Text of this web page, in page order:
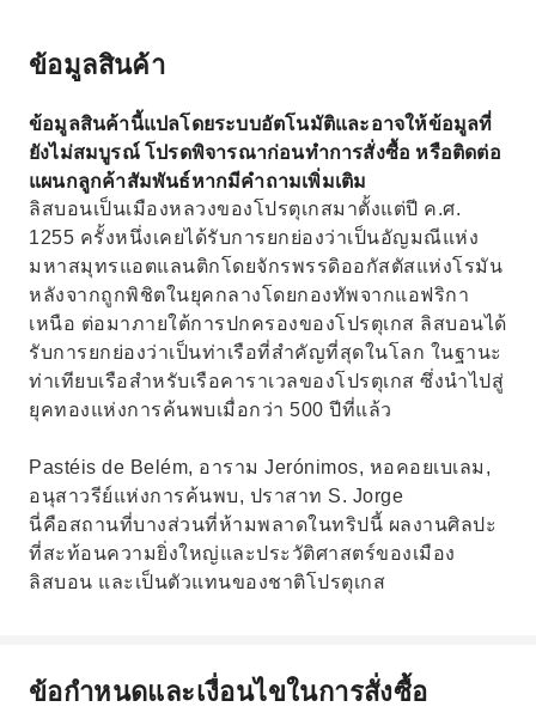
ข้อมูลสินค้า
ข้อมูลสินค้านี้แปลโดยระบบอัตโนมัติและอาจให้ข้อมูลที่
ยังไม่สมบูรณ์ โปรดพิจารณาก่อนทำการสั่งซื้อ หรือติดต่อ
แผนกลูกค้าสัมพันธ์หากมีคำถามเพิ่มเติม
ลิสบอนเป็นเมืองหลวงของโปรตุเกสมาตั้งแต่ปี ค.ศ.
1255 ครั้งหนึ่งเคยได้รับการยกย่องว่าเป็นอัญมณีแห่ง
มหาสมุทรแอตแลนติกโดยจักรพรรดิออกัสตัสแห่งโรมัน
หลังจากถูกพิชิตในยุคกลางโดยกองทัพจากแอฟริกา
เหนือ ต่อมาภายใต้การปกครองของโปรตุเกส ลิสบอนได้
รับการยกย่องว่าเป็นท่าเรือที่สำคัญที่สุดในโลก ในฐานะ
ท่าเทียบเรือสำหรับเรือคาราเวลของโปรตุเกส ซึ่งนำไปสู่
ยุคทองแห่งการค้นพบเมื่อกว่า 500 ปีที่แล้ว
Pastéis de Belém, อาราม Jerónimos, หอคอยเบเลม,
อนุสาวรีย์แห่งการค้นพบ, ปราสาท S. Jorge
นี่คือสถานที่บางส่วนที่ห้ามพลาดในทริปนี้ ผลงานศิลปะ
ที่สะท้อนความยิ่งใหญ่และประวัติศาสตร์ของเมือง
ลิสบอน และเป็นตัวแทนของชาติโปรตุเกส
ข้อกำหนดและเงื่อนไขในการสั่งซื้อ